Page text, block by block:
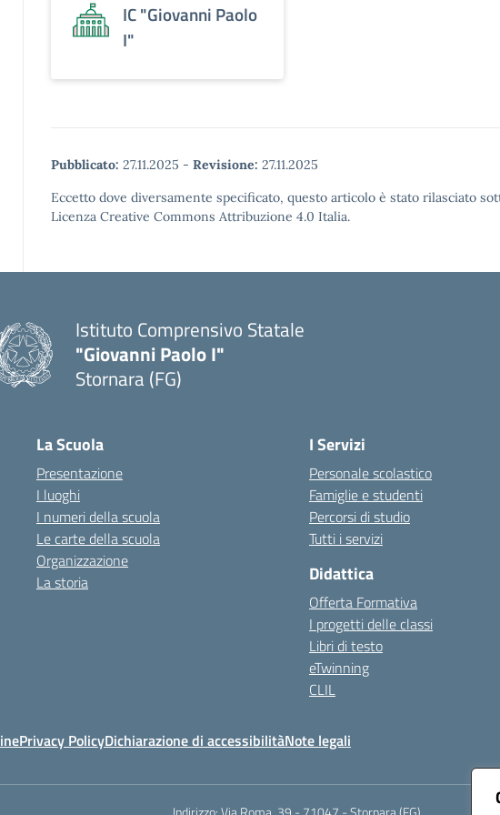
IC "Giovanni Paolo
I"
Pubblicato: 27.11.2025 - Revisione: 27.11.2025
Eccetto dove diversamente specificato, questo articolo è stato rilasciato
Licenza Creative Commons Attribuzione 4.0 Italia.
Istituto Comprensivo Statale
"Giovanni Paolo I"
Stornara (FG)
La Scuola
Presentazione
I luoghi
I numeri della scuola
Le carte della scuola
Organizzazione
La storia
I Servizi
Personale scolastico
Famiglie e studenti
Percorsi di studio
Tutti i servizi
Didattica
Offerta Formativa
I progetti delle classi
Libri di testo
eTwinning
CLIL
Privacy PolicyDichiarazione di accessibilitàNote legali